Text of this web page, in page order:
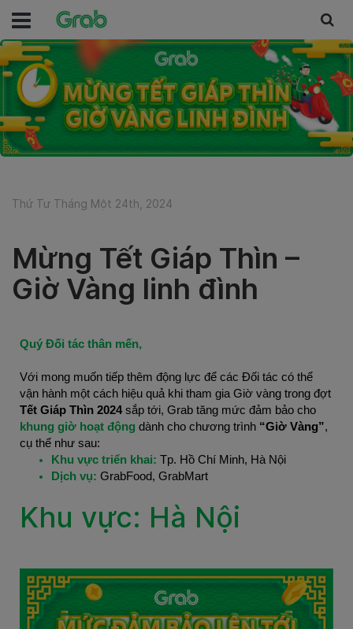
Thứ Tư Tháng Một 24th, 2024
Mừng Tết Giáp Thìn –
Giờ Vàng linh đình
Quý Đối tác thân mến,
Với mong muốn tiếp thêm động lực để các Đối tác có thể
vận hành một cách hiệu quả khi tham gia Giờ vàng trong đợt
Tết Giáp Thìn 2024sắp tới, Grab tăng mức đảm bảo cho
khung giờ hoạt động dành cho chương trình “Giờ Vàng”,
cụ thể như sau:
Khu vực triển khai: Tp. Hồ Chí Minh, Hà Nội
Dịch vụ: GrabFood, GrabMart
Khu vực: Hà Nội